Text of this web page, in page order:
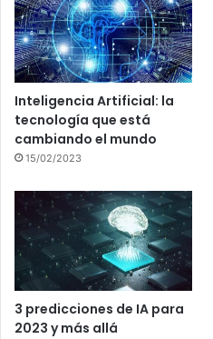
Inteligencia Artificial: la
tecnología que está
cambiando el mundo
15/02/2023
3 predicciones de IA para
2023 y más allá